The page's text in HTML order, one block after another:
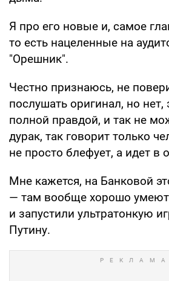
Я про его новые и, самое
то есть нацеленные на
"Орешник".
Честно признаюсь, не
послушать оригинал, но нет,
полной правдой, и так не
дурак, так говорит только
не просто блефует, а идет в
Мне кажется, на Банковой
— там вообще хорошо
и запустили ультратонкую
Путину.